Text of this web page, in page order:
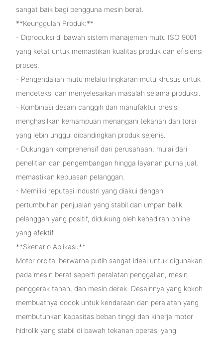
sangat baik bagi pengguna mesin berat.
**Keunggulan Produk:**
- Diproduksi di bawah sistem manajemen mutu ISO 9001
yang ketat untuk memastikan kualitas produk dan efisiensi
proses.
- Pengendalian mutu melalui lingkaran mutu khusus untuk
mendeteksi dan menyelesaikan masalah selama produksi.
- Kombinasi desain canggih dan manufaktur presisi
menghasilkan kemampuan menangani tekanan dan torsi
yang lebih unggul dibandingkan produk sejenis.
- Dukungan komprehensif dari perusahaan, mulai dari
penelitian dan pengembangan hingga layanan purna jual,
memastikan kepuasan pelanggan.
- Memiliki reputasi industri yang diakui dengan
pertumbuhan penjualan yang stabil dan umpan balik
pelanggan yang positif, didukung oleh kehadiran online
yang efektif.
**Skenario Aplikasi:**
Motor orbital berwarna putih sangat ideal untuk digunakan
pada mesin berat seperti peralatan penggalian, mesin
penggerak tanah, dan mesin derek. Desainnya yang kokoh
membuatnya cocok untuk kendaraan dan peralatan yang
membutuhkan kapasitas beban tinggi dan kinerja motor
hidrolik yang stabil di bawah tekanan operasi yang